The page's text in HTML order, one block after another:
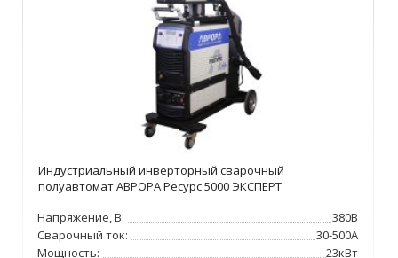
Индустриальный инверторный сварочный
полуавтомат АВРОРА Ресурс 5000 ЭКСПЕРТ
Напряжение, В:
380В
Сварочный ток:
30-500А
Мощность:
23кВт